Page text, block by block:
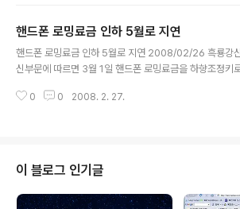
이언 아이디어(CYON idea)」후속 - 올해 국내에 출시할
엄 휴대폰에는 모두 터치 기술 적용 - 조성하 MC한국사
그 이상의 놀라운 경..
핸드폰 로밍료금 인하 5월로 지연
핸드폰 로밍료금 인하 5월로 지연 2008/02/26 흑룡강
신부문에 따르면 3월 1일 핸드폰 로밍료금을 하향조정키
动) 상해 분회사 해당 관계자에 따르면 새로운 료금계산을
0 0 2008. 2. 27.
이 블로그 인기글